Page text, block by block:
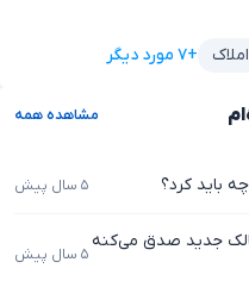
+۷ مورد دیگر
مشاهده همه
باید کرد؟ ۵ سال پیش
افزایش ۲۵% برای مالک جدید صدق می‌کنه
۵ سال پیش